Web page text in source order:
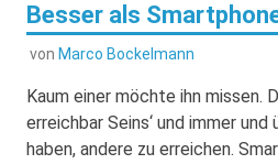
Besser als
von Marco Bockelmann
Kaum einer möchte ihn missen.
erreichbar Seins‘ und immer
haben, andere zu erreichen.